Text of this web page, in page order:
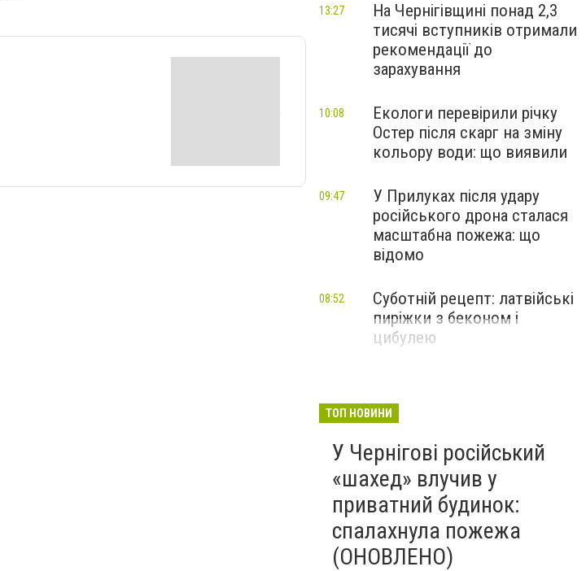
На Чернігівщині понад 2,3
тисячі вступників отримали
рекомендації до
зарахування
13:27
Екологи перевірили річку
Остер після скарг на зміну
кольору води: що виявили
10:08
У Прилуках після удару
російського дрона сталася
масштабна пожежа: що
відомо
09:47
Суботній рецепт: латвійські
пиріжки з беконом і
цибулею
08:52
ТОП НОВИНИ
У Чернігові російський
«шахед» влучив у
приватний будинок:
спалахнула пожежа
(ОНОВЛЕНО)